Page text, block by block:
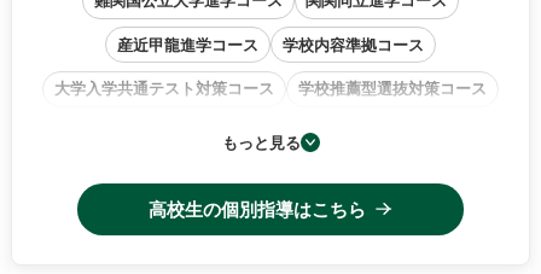
産近甲龍進学コース 学校内容準拠コース
大学入学共通テスト対策コース 学校推薦型選抜対策コース
小論文・作文特訓コース
もっと見る
高校生の個別指導はこちら